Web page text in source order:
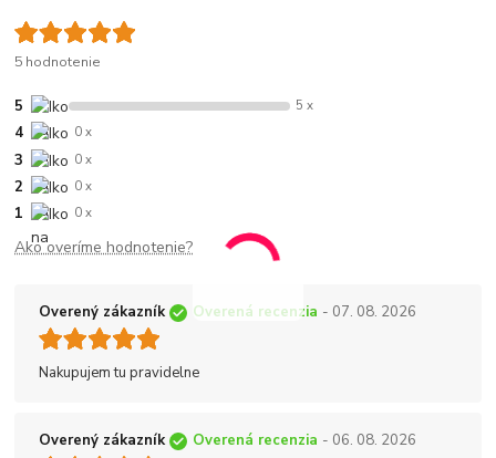
5 hodnotenie
5 5 x
4 0 x
3 0 x
2 0 x
1 0 x
Ako overíme hodnotenie?
Overený zákazník Overená recenzia - 07. 08. 2026
Nakupujem tu pravidelne
Overený zákazník Overená recenzia - 06. 08. 2026